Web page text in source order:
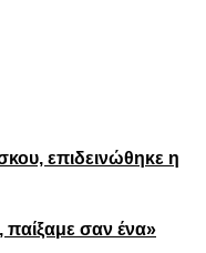
επιδεινώθηκε η
παίξαμε σαν ένα»